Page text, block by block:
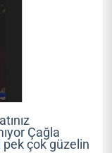
Çağla
pek çok güzelin